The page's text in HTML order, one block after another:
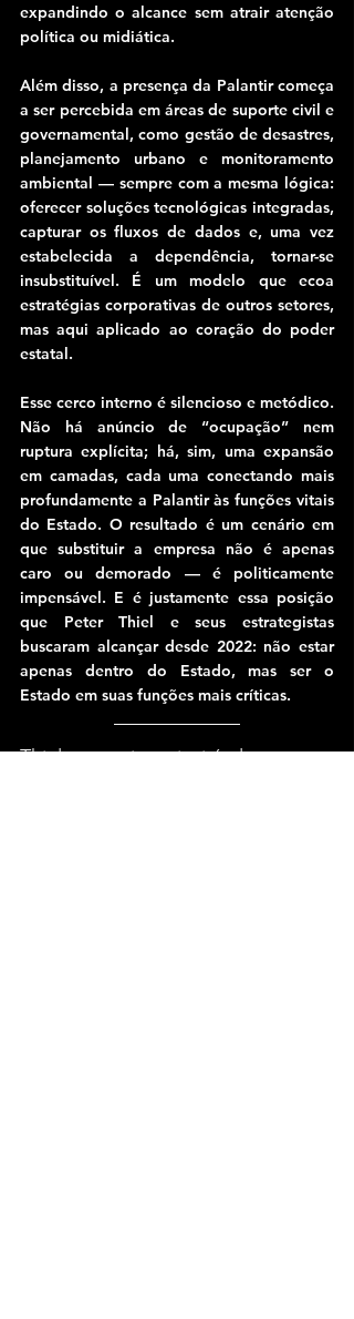
expandindo o alcance sem atrair atenção
política ou midiática.
Além disso, a presença da Palantir começa
a ser percebida em áreas de suporte civil e
governamental, como gestão de desastres,
planejamento urbano e monitoramento
ambiental — sempre com a mesma lógica:
oferecer soluções tecnológicas integradas,
capturar os fluxos de dados e, uma vez
estabelecida a dependência, tornar-se
insubstituível. É um modelo que ecoa
estratégias corporativas de outros setores,
mas aqui aplicado ao coração do poder
estatal.
Esse cerco interno é silencioso e metódico.
Não há anúncio de “ocupação” nem
ruptura explícita; há, sim, uma expansão
em camadas, cada uma conectando mais
profundamente a Palantir às funções vitais
do Estado. O resultado é um cenário em
que substituir a empresa não é apenas
caro ou demorado — é politicamente
impensável. E é justamente essa posição
que Peter Thiel e seus estrategistas
buscaram alcançar desde 2022: não estar
apenas dentro do Estado, mas ser o
Estado em suas funções mais críticas.
Thiel, o arquiteto invisível